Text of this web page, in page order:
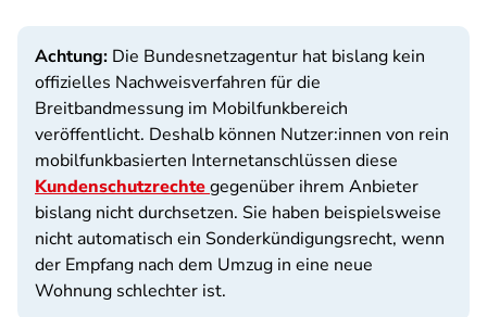
Achtung: Die Bundesnetzagentur hat bislang kein
offizielles Nachweisverfahren für die
Breitbandmessung im Mobilfunkbereich
veröffentlicht. Deshalb können Nutzer:innen von rein
mobilfunkbasierten Internetanschlüssen diese
Kundenschutzrechtegegenüber ihrem Anbieter
bislang nicht durchsetzen. Sie haben beispielsweise
nicht automatisch ein Sonderkündigungsrecht, wenn
der Empfang nach dem Umzug in eine neue
Wohnung schlechter ist.